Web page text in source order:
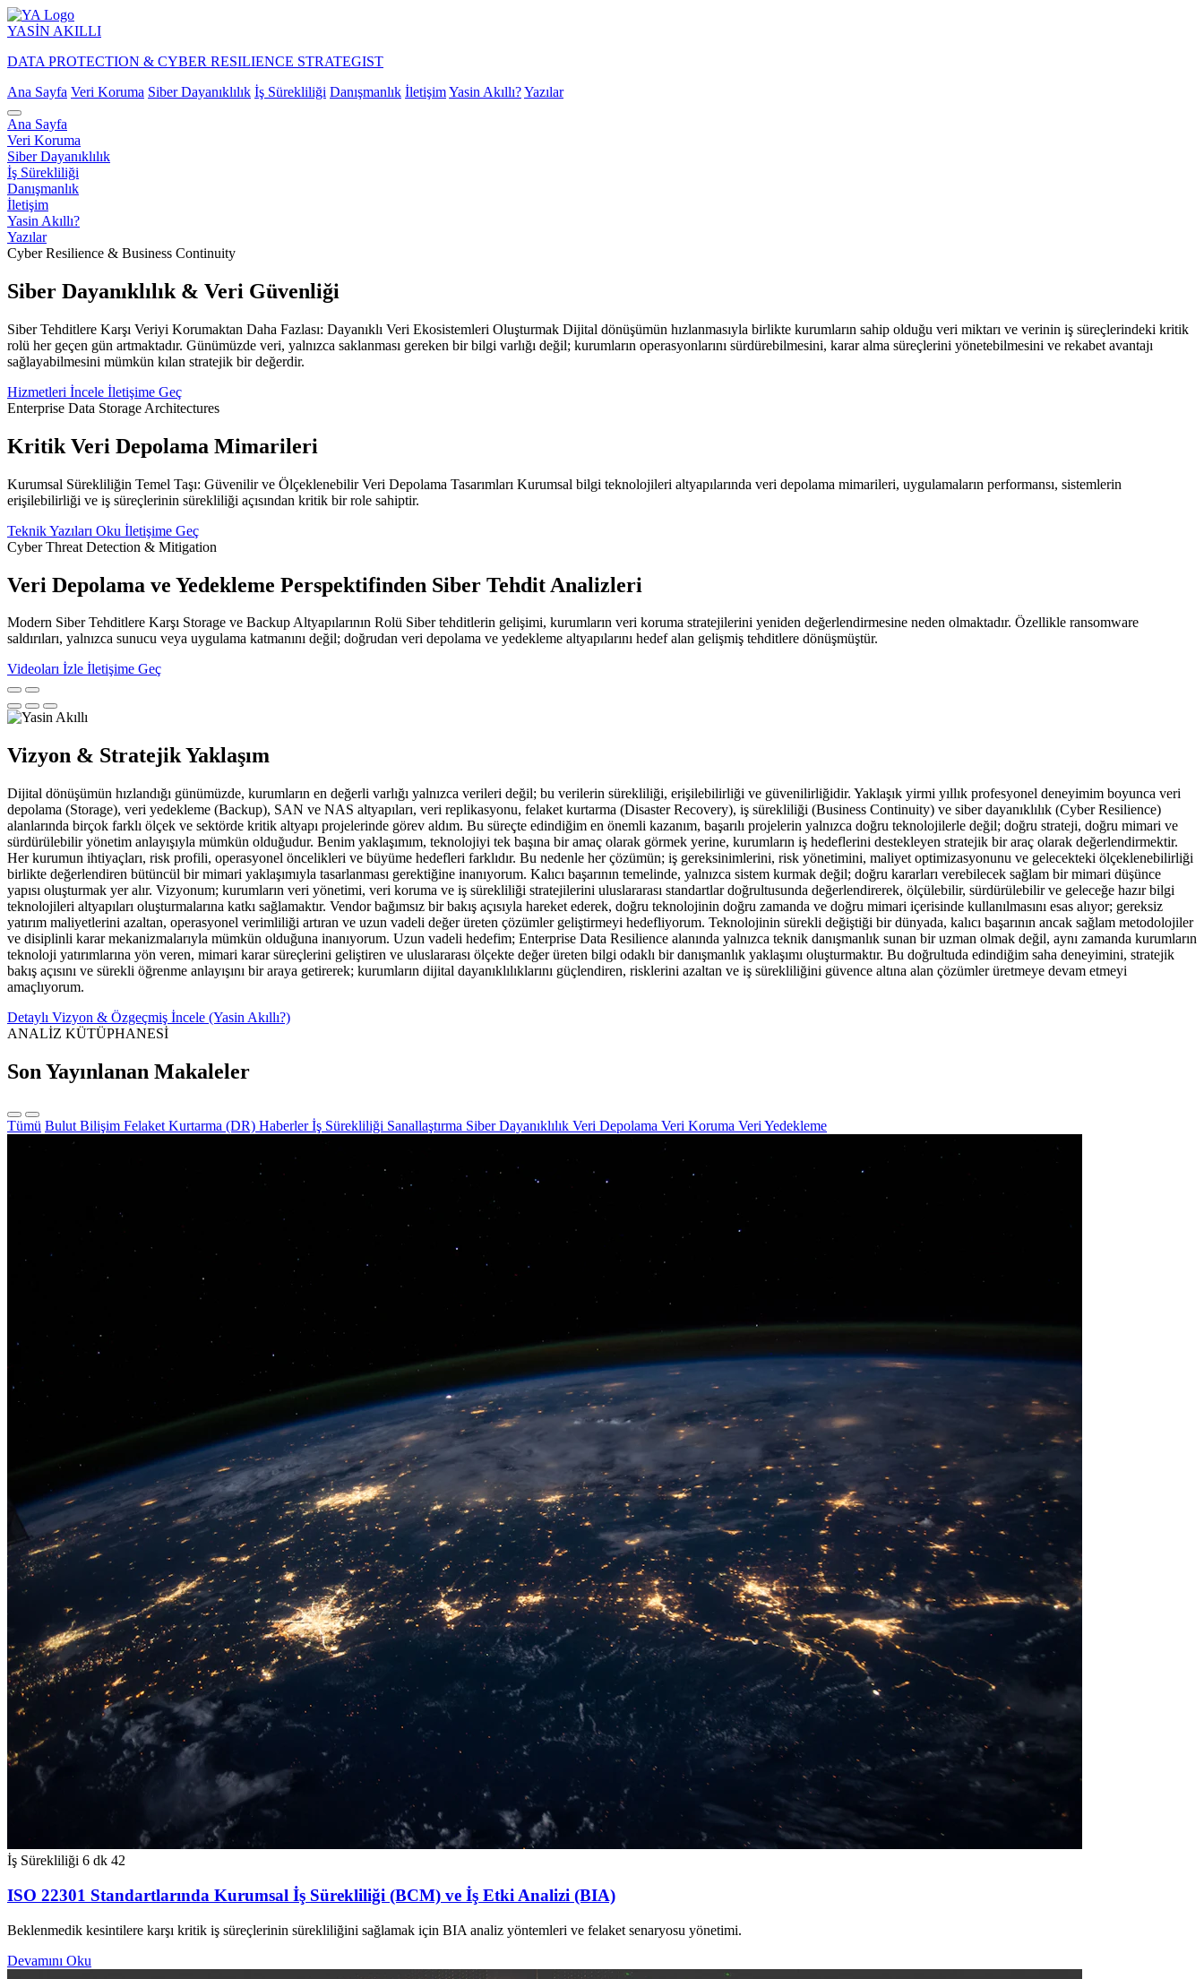
YASİN AKILLI
DATA PROTECTION & CYBER RESILIENCE STRATEGIST
Ana Sayfa Veri Koruma Siber Dayanıklılık İş Sürekliliği Danışmanlık İletişimYasin Akıllı?Yazılar
Ana Sayfa
Veri Koruma
Siber Dayanıklılık
İş Sürekliliği
Danışmanlık
İletişim
Yasin Akıllı?
Yazılar
Cyber Resilience & Business Continuity
Siber Dayanıklılık & Veri Güvenliği
Siber Tehditlere Karşı Veriyi Korumaktan Daha Fazlası: Dayanıklı Veri Ekosistemleri Oluşturmak Dijital dönüşümün hızlanmasıyla birlikte kurumların sahip olduğu veri miktarı ve verinin iş süreçlerindeki kritik
rolü her geçen gün artmaktadır. Günümüzde veri, yalnızca saklanması gereken bir bilgi varlığı değil; kurumların operasyonlarını sürdürebilmesini, karar alma süreçlerini yönetebilmesini ve rekabet avantajı
sağlayabilmesini mümkün kılan stratejik bir değerdir.
Hizmetleri İncele İletişime Geç
Enterprise Data Storage Architectures
Kritik Veri Depolama Mimarileri
Kurumsal Sürekliliğin Temel Taşı: Güvenilir ve Ölçeklenebilir Veri Depolama Tasarımları Kurumsal bilgi teknolojileri altyapılarında veri depolama mimarileri, uygulamaların performansı, sistemlerin
erişilebilirliği ve iş süreçlerinin sürekliliği açısından kritik bir role sahiptir.
Teknik Yazıları Oku İletişime Geç
Cyber Threat Detection & Mitigation
Veri Depolama ve Yedekleme Perspektifinden Siber Tehdit Analizleri
Modern Siber Tehditlere Karşı Storage ve Backup Altyapılarının Rolü Siber tehditlerin gelişimi, kurumların veri koruma stratejilerini yeniden değerlendirmesine neden olmaktadır. Özellikle ransomware
saldırıları, yalnızca sunucu veya uygulama katmanını değil; doğrudan veri depolama ve yedekleme altyapılarını hedef alan gelişmiş tehditlere dönüşmüştür.
Videoları İzle İletişime Geç
Vizyon & Stratejik Yaklaşım
Dijital dönüşümün hızlandığı günümüzde, kurumların en değerli varlığı yalnızca verileri değil; bu verilerin sürekliliği, erişilebilirliği ve güvenilirliğidir. Yaklaşık yirmi yıllık profesyonel deneyimim boyunca veri
depolama (Storage), veri yedekleme (Backup), SAN ve NAS altyapıları, veri replikasyonu, felaket kurtarma (Disaster Recovery), iş sürekliliği (Business Continuity) ve siber dayanıklılık (Cyber Resilience)
alanlarında birçok farklı ölçek ve sektörde kritik altyapı projelerinde görev aldım. Bu süreçte edindiğim en önemli kazanım, başarılı projelerin yalnızca doğru teknolojilerle değil; doğru strateji, doğru mimari ve
sürdürülebilir yönetim anlayışıyla mümkün olduğudur. Benim yaklaşımım, teknolojiyi tek başına bir amaç olarak görmek yerine, kurumların iş hedeflerini destekleyen stratejik bir araç olarak değerlendirmektir.
Her kurumun ihtiyaçları, risk profili, operasyonel öncelikleri ve büyüme hedefleri farklıdır. Bu nedenle her çözümün; iş gereksinimlerini, risk yönetimini, maliyet optimizasyonunu ve gelecekteki ölçeklenebilirliği
birlikte değerlendiren bütüncül bir mimari yaklaşımıyla tasarlanması gerektiğine inanıyorum. Kalıcı başarının temelinde, yalnızca sistem kurmak değil; doğru kararları verebilecek sağlam bir mimari düşünce
yapısı oluşturmak yer alır. Vizyonum; kurumların veri yönetimi, veri koruma ve iş sürekliliği stratejilerini uluslararası standartlar doğrultusunda değerlendirerek, ölçülebilir, sürdürülebilir ve geleceğe hazır bilgi
teknolojileri altyapıları oluşturmalarına katkı sağlamaktır. Vendor bağımsız bir bakış açısıyla hareket ederek, doğru teknolojinin doğru zamanda ve doğru mimari içerisinde kullanılmasını esas alıyor; gereksiz
yatırım maliyetlerini azaltan, operasyonel verimliliği artıran ve uzun vadeli değer üreten çözümler geliştirmeyi hedefliyorum. Teknolojinin sürekli değiştiği bir dünyada, kalıcı başarının ancak sağlam metodolojiler
ve disiplinli karar mekanizmalarıyla mümkün olduğuna inanıyorum. Uzun vadeli hedefim; Enterprise Data Resilience alanında yalnızca teknik danışmanlık sunan bir uzman olmak değil, aynı zamanda kurumların
teknoloji yatırımlarına yön veren, mimari karar süreçlerini geliştiren ve uluslararası ölçekte değer üreten bilgi odaklı bir danışmanlık yaklaşımı oluşturmaktır. Bu doğrultuda edindiğim saha deneyimini, stratejik
bakış açısını ve sürekli öğrenme anlayışını bir araya getirerek; kurumların dijital dayanıklılıklarını güçlendiren, risklerini azaltan ve iş sürekliliğini güvence altına alan çözümler üretmeye devam etmeyi
amaçlıyorum.
Detaylı Vizyon & Özgeçmiş İncele (Yasin Akıllı?)
ANALİZ KÜTÜPHANESİ
Son Yayınlanan Makaleler
Tümü Bulut Bilişim Felaket Kurtarma (DR) Haberlerİş Sürekliliği Sanallaştırma Siber Dayanıklılık Veri Depolama Veri Koruma Veri Yedekleme
İş Sürekliliği 6 dk 42
ISO 22301 Standartlarında Kurumsal İş Sürekliliği (BCM) ve İş Etki Analizi (BIA)
Beklenmedik kesintilere karşı kritik iş süreçlerinin sürekliliğini sağlamak için BIA analiz yöntemleri ve felaket senaryosu yönetimi.
Devamını Oku